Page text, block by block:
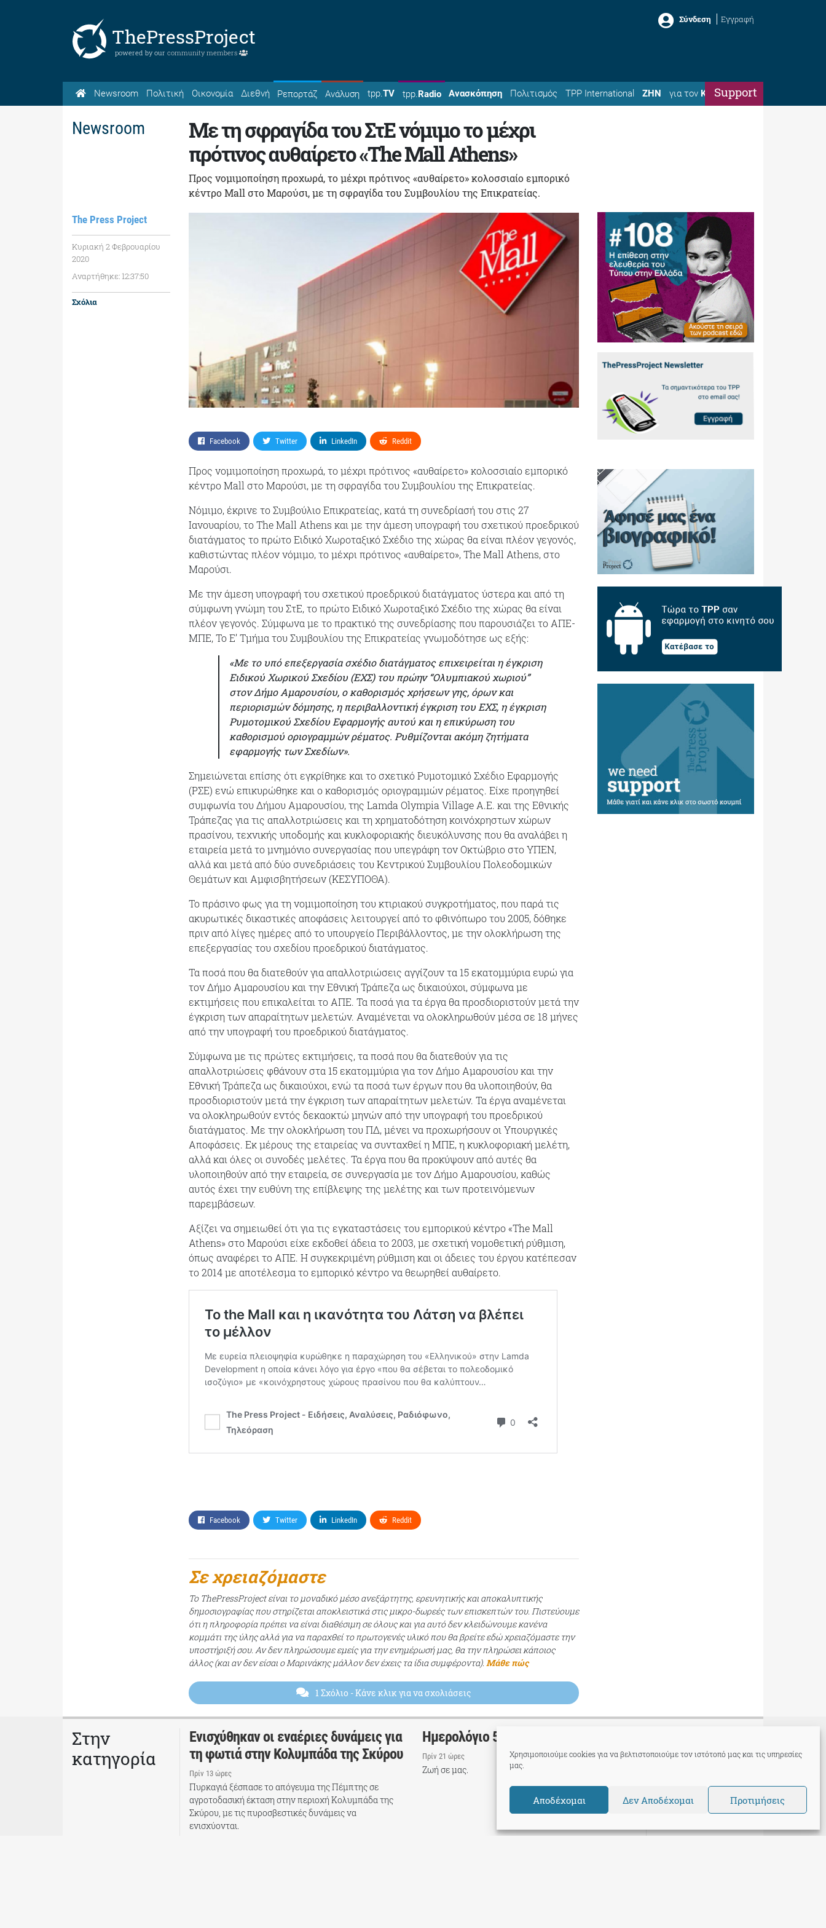
Χρησιμοποιούμε cookies για να βελτιστοποιούμε τον ιστότοπό μας και τις υπηρεσίες
μας.
Αποδέχομαι Δεν Αποδέχομαι Προτιμήσεις
ThePressProject
powered by our community members
Σύνδεση Εγγραφή
Newsroom Πολιτική Οικονομία Διεθνή Ρεπορτάζ Ανάλυση tpp.TV tpp.Radio Ανασκόπηση Πολιτισμός TPP International ΖΗΝ για τον ΚώσταSupport
Newsroom
The Press Project
Κυριακή 2 Φεβρουαρίου
2020
Αναρτήθηκε: 12:37:50
Σχόλια
Με τη σφραγίδα του ΣτΕ νόμιμο το μέχρι
πρότινος αυθαίρετο «The Mall Athens»
Προς νομιμοποίηση προχωρά, το μέχρι πρότινος «αυθαίρετο» κολοσσιαίο εμπορικό
κέντρο Μall στο Μαρούσι, με τη σφραγίδα του Συμβουλίου της Επικρατείας.
Facebook Twitter LinkedIn Reddit
Προς νομιμοποίηση προχωρά, το μέχρι πρότινος «αυθαίρετο» κολοσσιαίο εμπορικό
κέντρο Μall στο Μαρούσι, με τη σφραγίδα του Συμβουλίου της Επικρατείας.
Νόμιμο, έκρινε το Συμβούλιο Επικρατείας, κατά τη συνεδρίασή του στις 27
Ιανουαρίου, το The Mall Athens και με την άμεση υπογραφή του σχετικού προεδρικού
διατάγματος το πρώτο Ειδικό Χωροταξικό Σχέδιο της χώρας θα είναι πλέον γεγονός,
καθιστώντας πλέον νόμιμο, το μέχρι πρότινος «αυθαίρετο», Τhe Mall Athens, στο
Μαρούσι.
Με την άμεση υπογραφή του σχετικού προεδρικού διατάγματος ύστερα και από τη
σύμφωνη γνώμη του ΣτΕ, το πρώτο Ειδικό Χωροταξικό Σχέδιο της χώρας θα είναι
πλέον γεγονός. Σύμφωνα με το πρακτικό της συνεδρίασης που παρουσιάζει το ΑΠΕ-
ΜΠΕ, Το Ε’ Τμήμα του Συμβουλίου της Επικρατείας γνωμοδότησε ως εξής:
«Με το υπό επεξεργασία σχέδιο διατάγματος επιχειρείται η έγκριση
Ειδικού Χωρικού Σχεδίου (ΕΧΣ) του πρώην “Ολυμπιακού χωριού”
στον Δήμο Αμαρουσίου, ο καθορισμός χρήσεων γης, όρων και
περιορισμών δόμησης, η περιβαλλοντική έγκριση του ΕΧΣ, η έγκριση
Ρυμοτομικού Σχεδίου Εφαρμογής αυτού και η επικύρωση του
καθορισμού οριογραμμών ρέματος. Ρυθμίζονται ακόμη ζητήματα
εφαρμογής των Σχεδίων».
Σημειώνεται επίσης ότι εγκρίθηκε και το σχετικό Ρυμοτομικό Σχέδιο Εφαρμογής
(ΡΣΕ) ενώ επικυρώθηκε και ο καθορισμός οριογραμμών ρέματος. Είχε προηγηθεί
συμφωνία του Δήμου Αμαρουσίου, της Lamda Olympia Village A.E. και της Εθνικής
Τράπεζας για τις απαλλοτριώσεις και τη χρηματοδότηση κοινόχρηστων χώρων
πρασίνου, τεχνικής υποδομής και κυκλοφοριακής διευκόλυνσης που θα αναλάβει η
εταιρεία μετά το μνημόνιο συνεργασίας που υπεγράφη τον Οκτώβριο στο ΥΠΕΝ,
αλλά και μετά από δύο συνεδριάσεις του Κεντρικού Συμβουλίου Πολεοδομικών
Θεμάτων και Αμφισβητήσεων (ΚΕΣΥΠΟΘΑ).
Το πράσινο φως για τη νομιμοποίηση του κτιριακού συγκροτήματος, που παρά τις
ακυρωτικές δικαστικές αποφάσεις λειτουργεί από το φθινόπωρο του 2005, δόθηκε
πριν από λίγες ημέρες από το υπουργείο Περιβάλλοντος, με την ολοκλήρωση της
επεξεργασίας του σχεδίου προεδρικού διατάγματος.
Τα ποσά που θα διατεθούν για απαλλοτριώσεις αγγίζουν τα 15 εκατομμύρια ευρώ για
τον Δήμο Αμαρουσίου και την Εθνική Τράπεζα ως δικαιούχοι, σύμφωνα με
εκτιμήσεις που επικαλείται το ΑΠΕ. Τα ποσά για τα έργα θα προσδιοριστούν μετά την
έγκριση των απαραίτητων μελετών. Αναμένεται να ολοκληρωθούν μέσα σε 18 μήνες
από την υπογραφή του προεδρικού διατάγματος.
Σύμφωνα με τις πρώτες εκτιμήσεις, τα ποσά που θα διατεθούν για τις
απαλλοτριώσεις φθάνουν στα 15 εκατομμύρια για τον Δήμο Αμαρουσίου και την
Εθνική Τράπεζα ως δικαιούχοι, ενώ τα ποσά των έργων που θα υλοποιηθούν, θα
προσδιοριστούν μετά την έγκριση των απαραίτητων μελετών. Τα έργα αναμένεται
να ολοκληρωθούν εντός δεκαοκτώ μηνών από την υπογραφή του προεδρικού
διατάγματος. Με την ολοκλήρωση του ΠΔ, μένει να προχωρήσουν οι Υπουργικές
Αποφάσεις. Εκ μέρους της εταιρείας να συνταχθεί η ΜΠΕ, η κυκλοφοριακή μελέτη,
αλλά και όλες οι συνοδές μελέτες. Τα έργα που θα προκύψουν από αυτές θα
υλοποιηθούν από την εταιρεία, σε συνεργασία με τον Δήμο Αμαρουσίου, καθώς
αυτός έχει την ευθύνη της επίβλεψης της μελέτης και των προτεινόμενων
παρεμβάσεων.
Αξίζει να σημειωθεί ότι για τις εγκαταστάσεις του εμπορικού κέντρο «The Mall
Athens» στο Μαρούσι είχε εκδοθεί άδεια το 2003, με σχετική νομοθετική ρύθμιση,
όπως αναφέρει το ΑΠΕ. Η συγκεκριμένη ρύθμιση και οι άδειες του έργου κατέπεσαν
το 2014 με αποτέλεσμα το εμπορικό κέντρο να θεωρηθεί αυθαίρετο.
Facebook Twitter LinkedIn Reddit
Σε χρειαζόμαστε
Το ThePressProject είναι το μοναδικό μέσο ανεξάρτητης, ερευνητικής και αποκαλυπτικής
δημοσιογραφίας που στηρίζεται αποκλειστικά στις μικρο-δωρεές των επισκεπτών του. Πιστεύουμε
ότι η πληροφορία πρέπει να είναι διαθέσιμη σε όλους και για αυτό δεν κλειδώνουμε κανένα
κομμάτι της ύλης αλλά για να παραχθεί το πρωτογενές υλικό που θα βρείτε εδώ χρειαζόμαστε την
υποστήριξή σου. Αν δεν πληρώσουμε εμείς για την ενημέρωσή μας, θα την πληρώσει κάποιος
άλλος (και αν δεν είσαι ο Μαρινάκης μάλλον δεν έχεις τα ίδια συμφέροντα). Μάθε πώς
1 Σχόλιο - Κάνε κλικ για να σχολιάσεις
Στην
κατηγορία
Ενισχύθηκαν οι εναέριες δυνάμεις για
τη φωτιά στην Κολυμπάδα της Σκύρου
Πρίν 13 ώρες
Πυρκαγιά ξέσπασε το απόγευμα της Πέμπτης σε
αγροτοδασική έκταση στην περιοχή Κολυμπάδα της
Σκύρου, με τις πυροσβεστικές δυνάμεις να
ενισχύονται.
Ημερολόγιο 5 Αυγούστου 2026
Πρίν 21 ώρες
Ζωή σε μας.